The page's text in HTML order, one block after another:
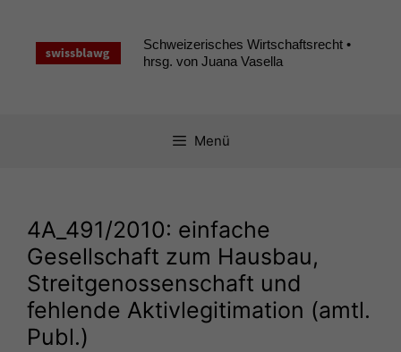
springen
Schweizerisches Wirtschaftsrecht •
hrsg. von Juana Vasella
Menü
4A_491/2010: einfache
Gesellschaft zum Hausbau,
Streitgenossenschaft und
fehlende Aktivlegitimation (amtl.
Publ.)